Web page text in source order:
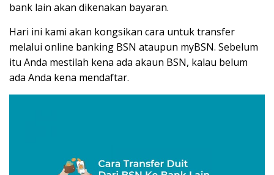
bank lain akan dikenakan bayaran.
Hari ini kami akan kongsikan cara untuk transfer
melalui online banking BSN ataupun myBSN. Sebelum
itu Anda mestilah kena ada akaun BSN, kalau belum
ada Anda kena mendaftar.